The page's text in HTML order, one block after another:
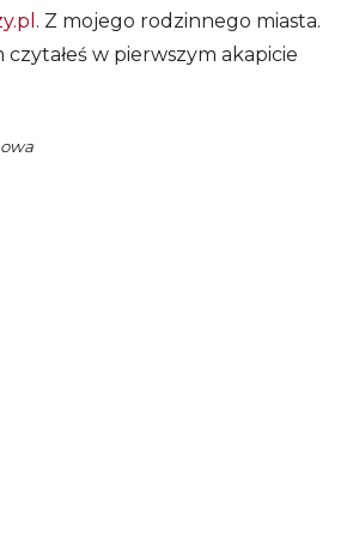
. Z mojego rodzinnego miasta.
w pierwszym akapicie